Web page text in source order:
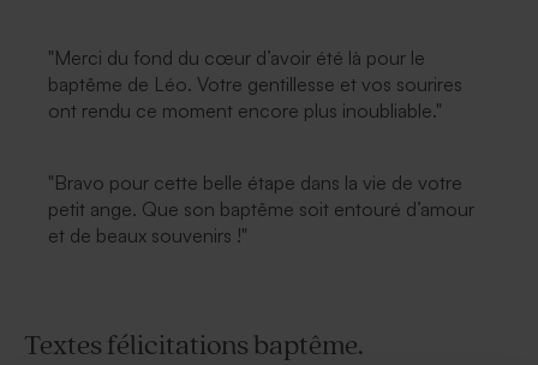
"Merci du fond du cœur d’avoir été là pour le
baptême de Léo. Votre gentillesse et vos sourires
ont rendu ce moment encore plus inoubliable."
"Bravo pour cette belle étape dans la vie de votre
petit ange. Que son baptême soit entouré d’amour
et de beaux souvenirs !"
Textes félicitations baptême.